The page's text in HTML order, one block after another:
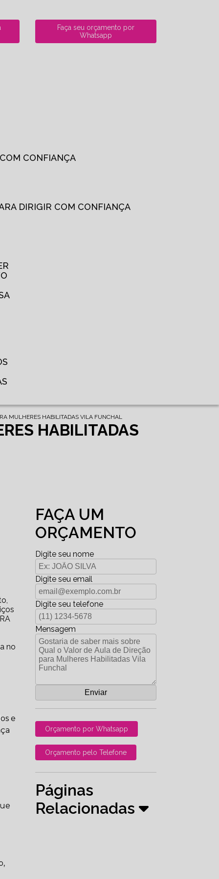
Faça seu orçamento por
Whatsapp
CONFIANÇA
DIRIGIR COM CONFIANÇA
MULHERES HABILITADAS VILA FUNCHAL
HABILITADAS
no
e
FAÇA UM
ORÇAMENTO
Digite seu nome
Digite seu email
Digite seu telefone
Mensagem
Orçamento por Whatsapp
Orçamento pelo Telefone
Páginas
Relacionadas